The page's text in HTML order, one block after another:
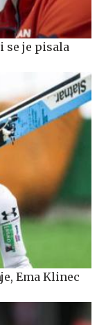
se je pisala
Ema Klinec